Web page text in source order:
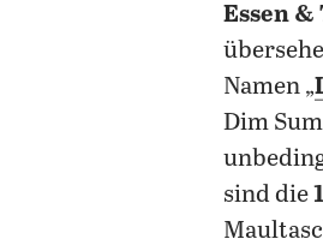
Essen
Namen „
Dim
sind die